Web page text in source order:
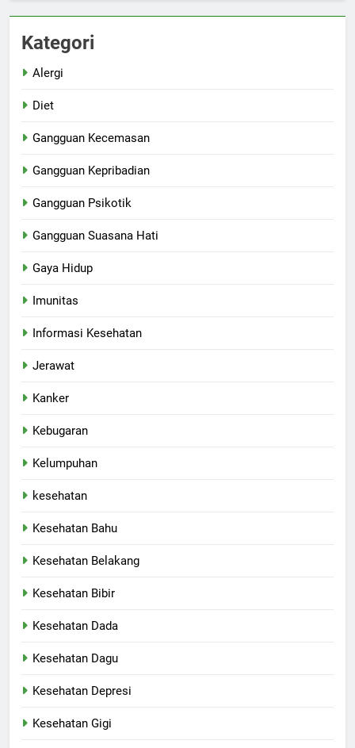
Kategori
Alergi
Diet
Gangguan Kecemasan
Gangguan Kepribadian
Gangguan Psikotik
Gangguan Suasana Hati
Gaya Hidup
Imunitas
Informasi Kesehatan
Jerawat
Kanker
Kebugaran
Kelumpuhan
kesehatan
Kesehatan Bahu
Kesehatan Belakang
Kesehatan Bibir
Kesehatan Dada
Kesehatan Dagu
Kesehatan Depresi
Kesehatan Gigi